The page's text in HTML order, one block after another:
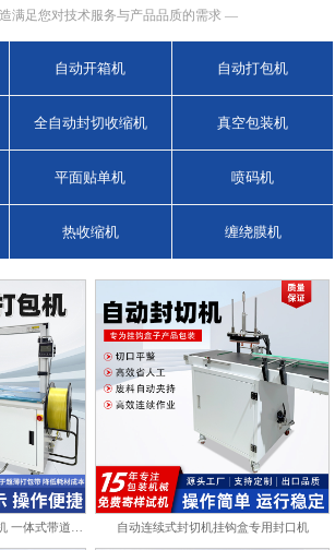
满足您对技术服务与产品品质的需求 —
自动开箱机 自动打包机
全自动封切收缩机 真空包装机
平面贴单机 喷码机
热收缩机 缠绕膜机
自动连续式封切机挂钩盒专用封口机